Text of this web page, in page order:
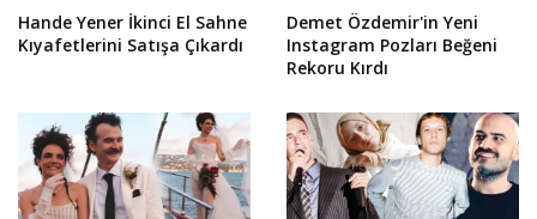
Hande Yener İkinci El Sahne
Kıyafetlerini Satışa Çıkardı
Demet Özdemir'in Yeni
Instagram Pozları Beğeni
Rekoru Kırdı